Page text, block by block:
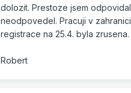
dolozit. Prestoze jsem
neodpovedel. Pracuji v
registrace na 25.4. byla
Robert